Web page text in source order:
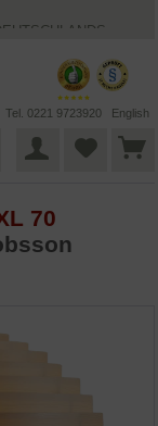
Tel. 0221 9723920 English
70